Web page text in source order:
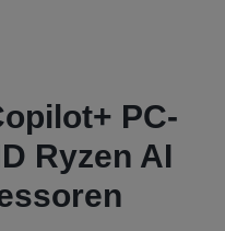
PC-
Ryzen AI